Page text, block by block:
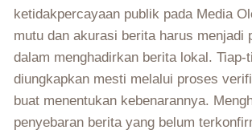
ketidakpercayaan publik pada Media
mutu dan akurasi berita harus menjadi
dalam menghadirkan berita lokal. Tiap-
diungkapkan mesti melalui proses
buat menentukan kebenarannya.
penyebaran berita yang belum